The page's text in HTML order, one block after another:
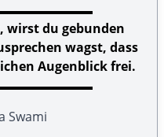
wirst du gebunden
wagst, dass
Augenblick frei.
Swami